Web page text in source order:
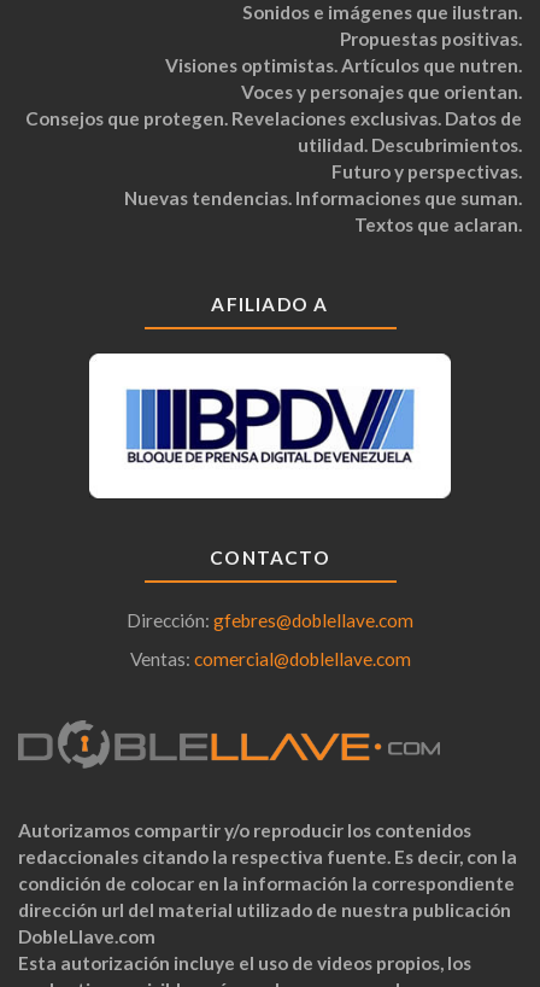
Sonidos e imágenes que ilustran.
Propuestas positivas.
Visiones optimistas. Artículos que nutren.
Voces y personajes que orientan.
Consejos que protegen. Revelaciones exclusivas. Datos de
utilidad. Descubrimientos.
Futuro y perspectivas.
Nuevas tendencias. Informaciones que suman.
Textos que aclaran.
AFILIADO A
CONTACTO
Dirección: gfebres@doblellave.com
Ventas: comercial@doblellave.com
Autorizamos compartir y/o reproducir los contenidos
redaccionales citando la respectiva fuente. Es decir, con la
condición de colocar en la información la correspondiente
dirección url del material utilizado de nuestra publicación
DobleLlave.com
Esta autorización incluye el uso de videos propios, los